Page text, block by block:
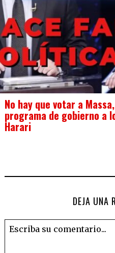
No hay que votar a
programa de gobierno a
Harari
DEJA UNA